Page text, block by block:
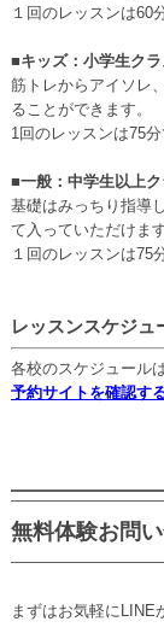
１回のレッスンは60
■キッズ：小学生クラ
筋トレからアイソレ
ることができます。
1回のレッスンは75分
■一般：中学生以上ク
基礎はみっちり指導
て入っていただけます
１回のレッスンは75
レッスンスケジュ
各校のスケジュール
予約サイトを確認す
無料体験お問
まずはお気軽にLINE